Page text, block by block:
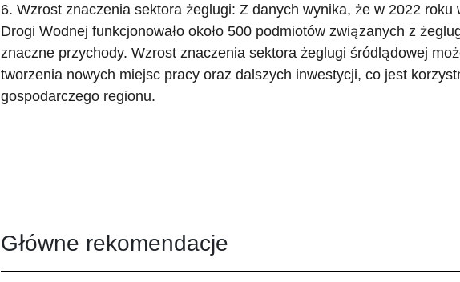
6. Wzrost znaczenia sektora żeglugi: Z danych wynika, że w 2022 roku
Drogi Wodnej funkcjonowało około 500 podmiotów związanych z
znaczne przychody. Wzrost znaczenia sektora żeglugi śródlądowej
tworzenia nowych miejsc pracy oraz dalszych inwestycji, co jest
gospodarczego regionu.
Główne rekomendacje